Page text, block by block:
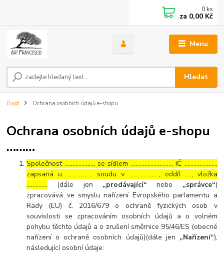
Menu
Hledat
0 ks
za 0,00 Kč
Úvod Ochrana osobních údajů e-shopu ………
Ochrana osobních údajů e-shopu
………
Společnost ………………., se sídlem ………………………, IČ …………………,
zapsaná u …………….. soudu v ……………….., oddíl …., vložka
………….. (dále jen „prodávající“ nebo „správce“)
zpracovává ve smyslu nařízení Evropského parlamentu a
Rady (EU) č. 2016/679 o ochraně fyzických osob v
souvislosti se zpracováním osobních údajů a o volném
pohybu těchto údajů a o zrušení směrnice 95/46/ES (obecné
nařízení o ochraně osobních údajů)(dále jen „Nařízení“),
následující osobní údaje: